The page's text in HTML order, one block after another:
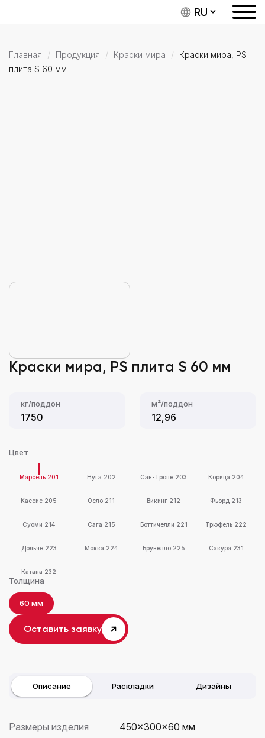
Главная Продукция Краски мира
Краски мира, PS
плита S 60 мм
Краски мира, PS плита S 60 мм
кг/поддон
1750
м²/поддон
12,96
Цвет
Марсель 201 Нуга 202 Сан-Тропе 203 Корица 204
Кассис 205 Осло 211 Викинг 212 Фьорд 213
Суоми 214 Сага 215 Боттичелли 221 Трюфель 222
Дольче 223 Мокка 224 Брунелло 225 Сакура 231
Катана 232
Толщина
60 мм
Оставить заявку
Описание Раскладки Дизайны
Размеры изделия 450×300x60 мм